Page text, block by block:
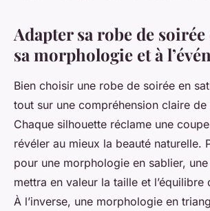
Adapter sa robe de
sa morphologie et à
Bien choisir une robe de soirée en
tout sur une compréhension claire
Chaque silhouette réclame une
révéler au mieux la beauté naturelle.
pour une morphologie en sablier,
mettra en valeur la taille et
À l’inverse, une morphologie en